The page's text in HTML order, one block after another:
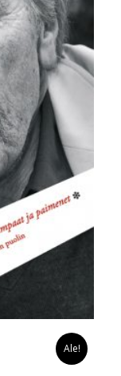
Ale!